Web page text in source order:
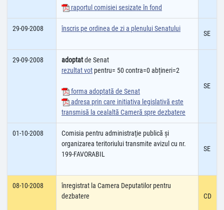
raportul comisiei sesizate în fond
29-09-2008 înscris pe ordinea de zi a plenului Senatului
SE
29-09-2008 adoptatde Senat
rezultat vot pentru= 50 contra=0 abțineri=2
forma adoptată de Senat
adresa prin care iniţiativa legislativă este
transmisă la cealaltă Cameră spre dezbatere
SE
01-10-2008
Comisia pentru administraţie publică şi
organizarea teritoriului transmite avizul cu nr.
199-FAVORABIL
SE
08-10-2008
înregistrat la Camera Deputatilor pentru
dezbatere
CD